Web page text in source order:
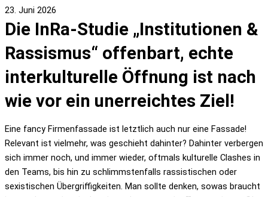
23. Juni 2026
Die InRa-Studie „Institutionen &
Rassismus“ offenbart, echte
interkulturelle Öffnung ist nach
wie vor ein unerreichtes Ziel!
Eine fancy Firmenfassade ist letztlich auch nur eine Fassade!
Relevant ist vielmehr, was geschieht dahinter? Dahinter verbergen
sich immer noch, und immer wieder, oftmals kulturelle Clashes in
den Teams, bis hin zu schlimmstenfalls rassistischen oder
sexistischen Übergriffigkeiten. Man sollte denken, sowas braucht